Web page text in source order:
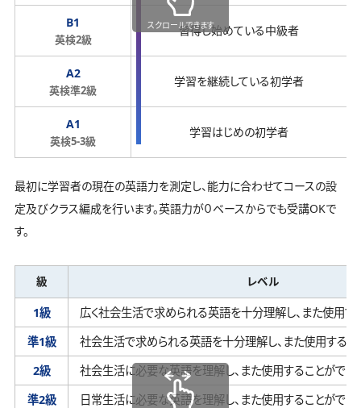
B1
英検2級
習得し始めている中級者
A2
英検準2級
学習を継続している初学者
A1
英検5-3級
学習はじめの初学者
スクロールできます
最初に学習者の現在の英語力を測定し、能力に合わせてコースの設
定及びクラス編成を行います。英語力が０ベースからでも受講OKで
す。
級 レベル
1級 広く社会生活で求められる英語を十分理解し、 また使用す
準1級
社会生活で求められる英語を十分理解し、 また使用するこ
2級
社会生活に必要な英語を理解し、 また使用することができ
準2級
日常生活に必要な英語を理解し、 また使用することができ